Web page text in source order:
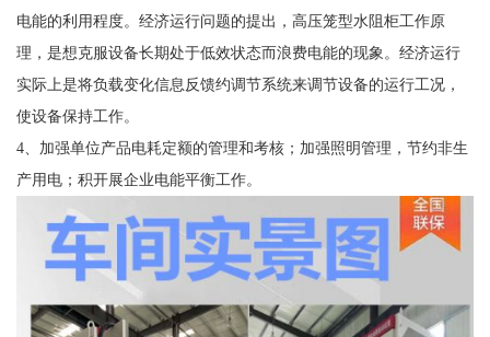
电能的利用程度。经济运行问题的提出，高压笼型水阻柜工作原
理，是想克服设备长期处于低效状态而浪费电能的现象。经济运行
实际上是将负载变化信息反馈约调节系统来调节设备的运行工况，
使设备保持工作。
4、加强单位产品电耗定额的管理和考核；加强照明管理，节约非生
产用电；积开展企业电能平衡工作。